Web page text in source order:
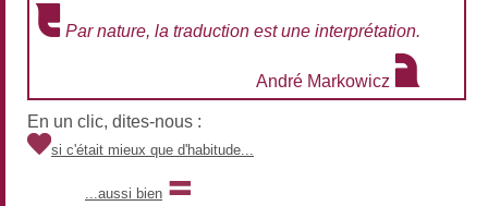
Par nature, la traduction est une interprétation.
André Markowicz
En un clic, dites-nous :
si c'était mieux que d'habitude...
...aussi bien